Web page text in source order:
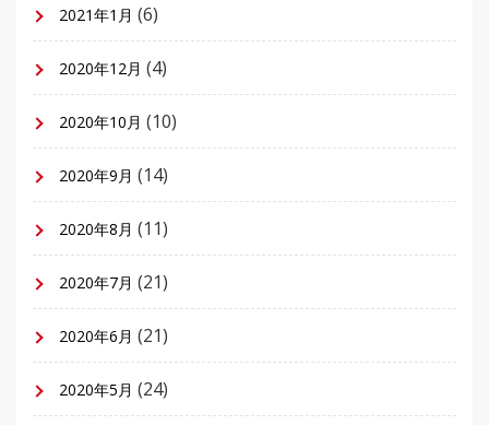
2021年1月 (6)
2020年12月 (4)
2020年10月 (10)
2020年9月 (14)
2020年8月 (11)
2020年7月 (21)
2020年6月 (21)
2020年5月 (24)